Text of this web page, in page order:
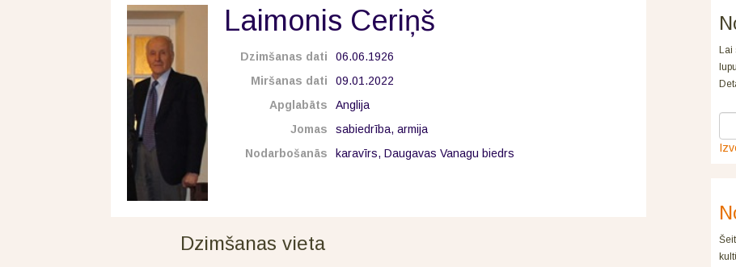
Lai
Laimonis Ceriņš
Dzimšanas dati
06.06.1926
Miršanas dati
09.01.2022
Apglabāts
Anglija
Jomas
sabiedrība, armija
Nodarbošanās
karavīrs, Daugavas Vanagu biedrs
Dzimšanas vieta